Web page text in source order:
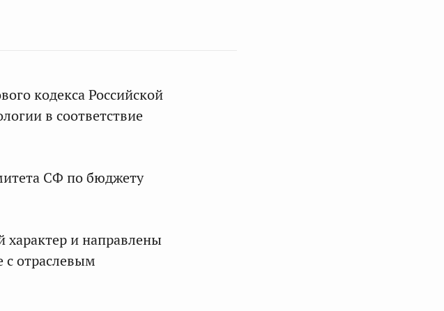
кодекса Российской
в соответствие
СФ по бюджету
характер и направлены
с отраслевым